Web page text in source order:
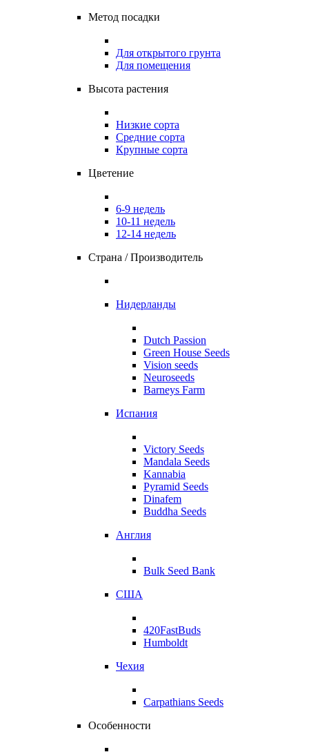
Метод посадки
Для открытого грунта
Для помещения
Высота растения
Низкие сорта
Средние сорта
Крупные сорта
Цветение
6-9 недель
10-11 недель
12-14 недель
Страна / Производитель
Нидерланды
Dutch Passion
Green House Seeds
Vision seeds
Neuroseeds
Barneys Farm
Испания
Victory Seeds
Mandala Seeds
Kannabia
Pyramid Seeds
Dinafem
Buddha Seeds
Англия
Bulk Seed Bank
США
420FastBuds
Humboldt
Чехия
Carpathians Seeds
Особенности